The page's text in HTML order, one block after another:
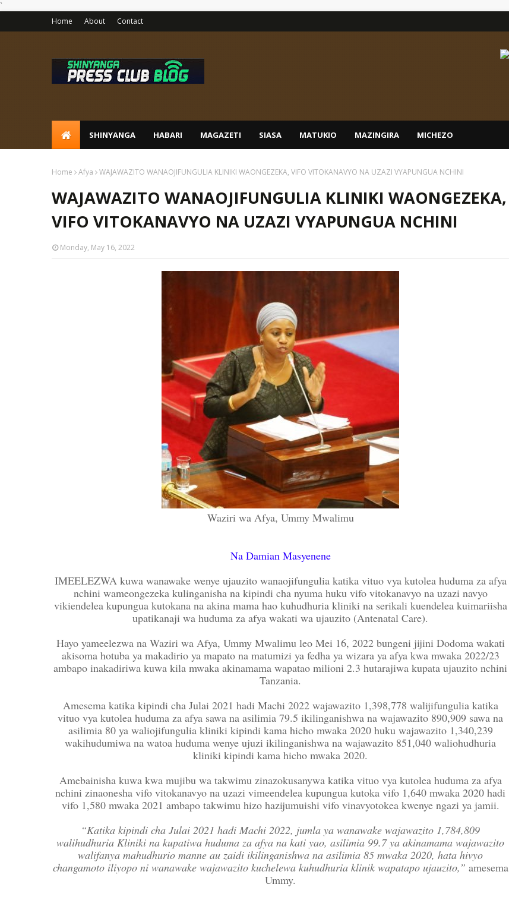
`
Home About Contact
SHINYANGA HABARI MAGAZETI SIASA MATUKIO MAZINGIRA MICHEZO
Home Afya WAJAWAZITO WANAOJIFUNGULIA KLINIKI WAONGEZEKA, VIFO VITOKANAVYO NA UZAZI VYAPUNGUA NCHINI
WAJAWAZITO WANAOJIFUNGULIA KLINIKI WAONGEZEKA,
VIFO VITOKANAVYO NA UZAZI VYAPUNGUA NCHINI
Monday, May 16, 2022
Waziri wa Afya, Ummy Mwalimu
Na Damian Masyenene
IMEELEZWA kuwa wanawake wenye ujauzito wanaojifungulia katika vituo vya kutolea huduma za afya
nchini wameongezeka kulinganisha na kipindi cha nyuma huku vifo vitokanavyo na uzazi navyo
vikiendelea kupungua kutokana na akina mama hao kuhudhuria kliniki na serikali kuendelea kuimariisha
upatikanaji wa huduma za afya wakati wa ujauzito (Antenatal Care).
Hayo yameelezwa na Waziri wa Afya, Ummy Mwalimu leo Mei 16, 2022 bungeni jijini Dodoma wakati
akisoma hotuba ya makadirio ya mapato na matumizi ya fedha ya wizara ya afya kwa mwaka 2022/23
ambapo inakadiriwa kuwa kila mwaka akinamama wapatao milioni 2.3 hutarajiwa kupata ujauzito nchini
Tanzania.
Amesema katika kipindi cha Julai 2021 hadi Machi 2022 wajawazito 1,398,778 walijifungulia katika
vituo vya kutolea huduma za afya sawa na asilimia 79.5 ikilinganishwa na wajawazito 890,909 sawa na
asilimia 80 ya waliojifungulia kliniki kipindi kama hicho mwaka 2020 huku wajawazito 1,340,239
wakihudumiwa na watoa huduma wenye ujuzi ikilinganishwa na wajawazito 851,040 waliohudhuria
kliniki kipindi kama hicho mwaka 2020.
Amebainisha kuwa kwa mujibu wa takwimu zinazokusanywa katika vituo vya kutolea huduma za afya
nchini zinaonesha vifo vitokanavyo na uzazi vimeendelea kupungua kutoka vifo 1,640 mwaka 2020 hadi
vifo 1,580 mwaka 2021 ambapo takwimu hizo hazijumuishi vifo vinavyotokea kwenye ngazi ya jamii.
“Katika kipindi cha Julai 2021 hadi Machi 2022, jumla ya wanawake wajawazito 1,784,809
walihudhuria Kliniki na kupatiwa huduma za afya na kati yao, asilimia 99.7 ya akinamama wajawazito
walifanya mahudhurio manne au zaidi ikilinganishwa na asilimia 85 mwaka 2020, hata hivyo
changamoto iliyopo ni wanawake wajawazito kuchelewa kuhudhuria klinik wapatapo ujauzito,” amesema
Ummy.